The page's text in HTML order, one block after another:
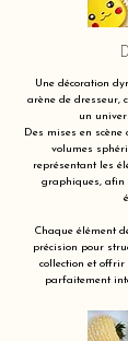
Une décoration
arène de dresseur,
un
Des mises en
volumes
représentant les
graphiques, afin
Chaque élément
précision pour
collection et
parfaitement